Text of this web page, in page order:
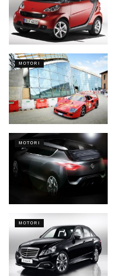
MOTORI
MOTORI
MOTORI